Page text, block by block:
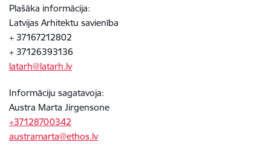
Plašāka informācija:
Latvijas Arhitektu savienība
+ 37167212802
+ 37126393136
latarh@latarh.lv
Informāciju sagatavoja:
Austra Marta Jirgensone
+37128700342
austramarta@ethos.lv